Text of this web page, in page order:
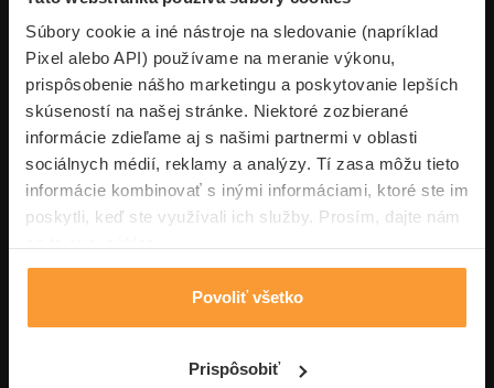
Súbory cookie a iné nástroje na sledovanie (napríklad
Pixel alebo API) používame na meranie výkonu,
prispôsobenie nášho marketingu a poskytovanie lepších
skúseností na našej stránke. Niektoré zozbierané
informácie zdieľame aj s našimi partnermi v oblasti
sociálnych médií, reklamy a analýzy. Tí zasa môžu tieto
informácie kombinovať s inými informáciami, ktoré ste im
poskytli, keď ste využívali ich služby. Prosím, dajte nám
Povoliť všetko
Prispôsobiť
Superpoistenie.sk
Informácie
Typy poistení
Volajte pon-pia: 09:00–17:00 hod
0850 100 101
Napíšte nám